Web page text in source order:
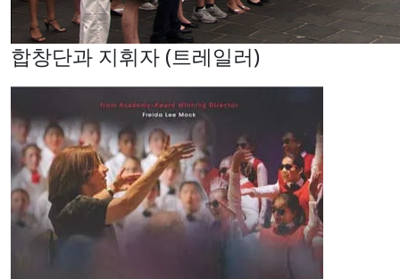
합창단과 지휘자 (트레일러)